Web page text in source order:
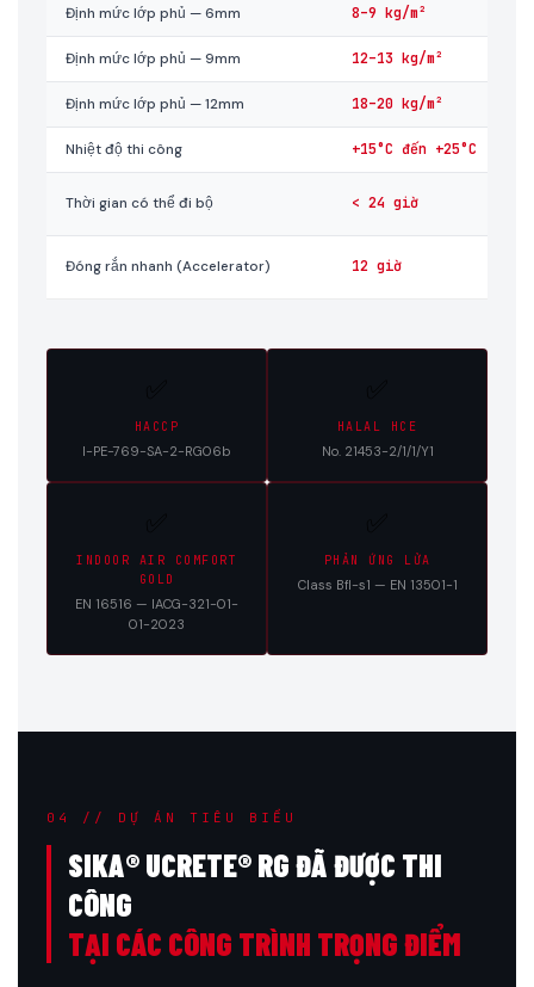
Định mức lớp phủ — 6mm 8–9 kg/m²
Định mức lớp phủ — 9mm 12–13 kg/m²
Định mức lớp phủ — 12mm 18–20 kg/m²
Nhiệt độ thi công +15°C đến +25°C
Thời gian có thể đi bộ < 24 giờ
Đóng rắn nhanh (Accelerator) 12 giờ
HACCP
I-PE-769-SA-2-RG06b
HALAL HCE
No. 21453-2/1/1/Y1
INDOOR AIR COMFORT
GOLD
EN 16516 — IACG-321-01-
01-2023
PHẢN ỨNG LỬA
Class Bfl-s1 — EN 13501-1
04 // DỰ ÁN TIÊU BIỂU
SIKA® UCRETE® RG ĐÃ ĐƯỢC THI
CÔNG
TẠI CÁC CÔNG TRÌNH TRỌNG ĐIỂM